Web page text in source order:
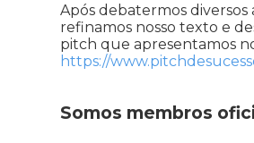
Após debatermos diversos
refinamos nosso texto e
pitch que apresentamos
https://
Somos membros